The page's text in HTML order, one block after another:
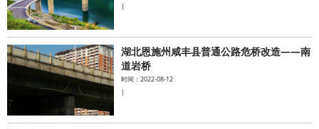
|
湖北恩施州咸丰县普通公路危桥改造——南
道岩桥
时间：2022-08-12
|